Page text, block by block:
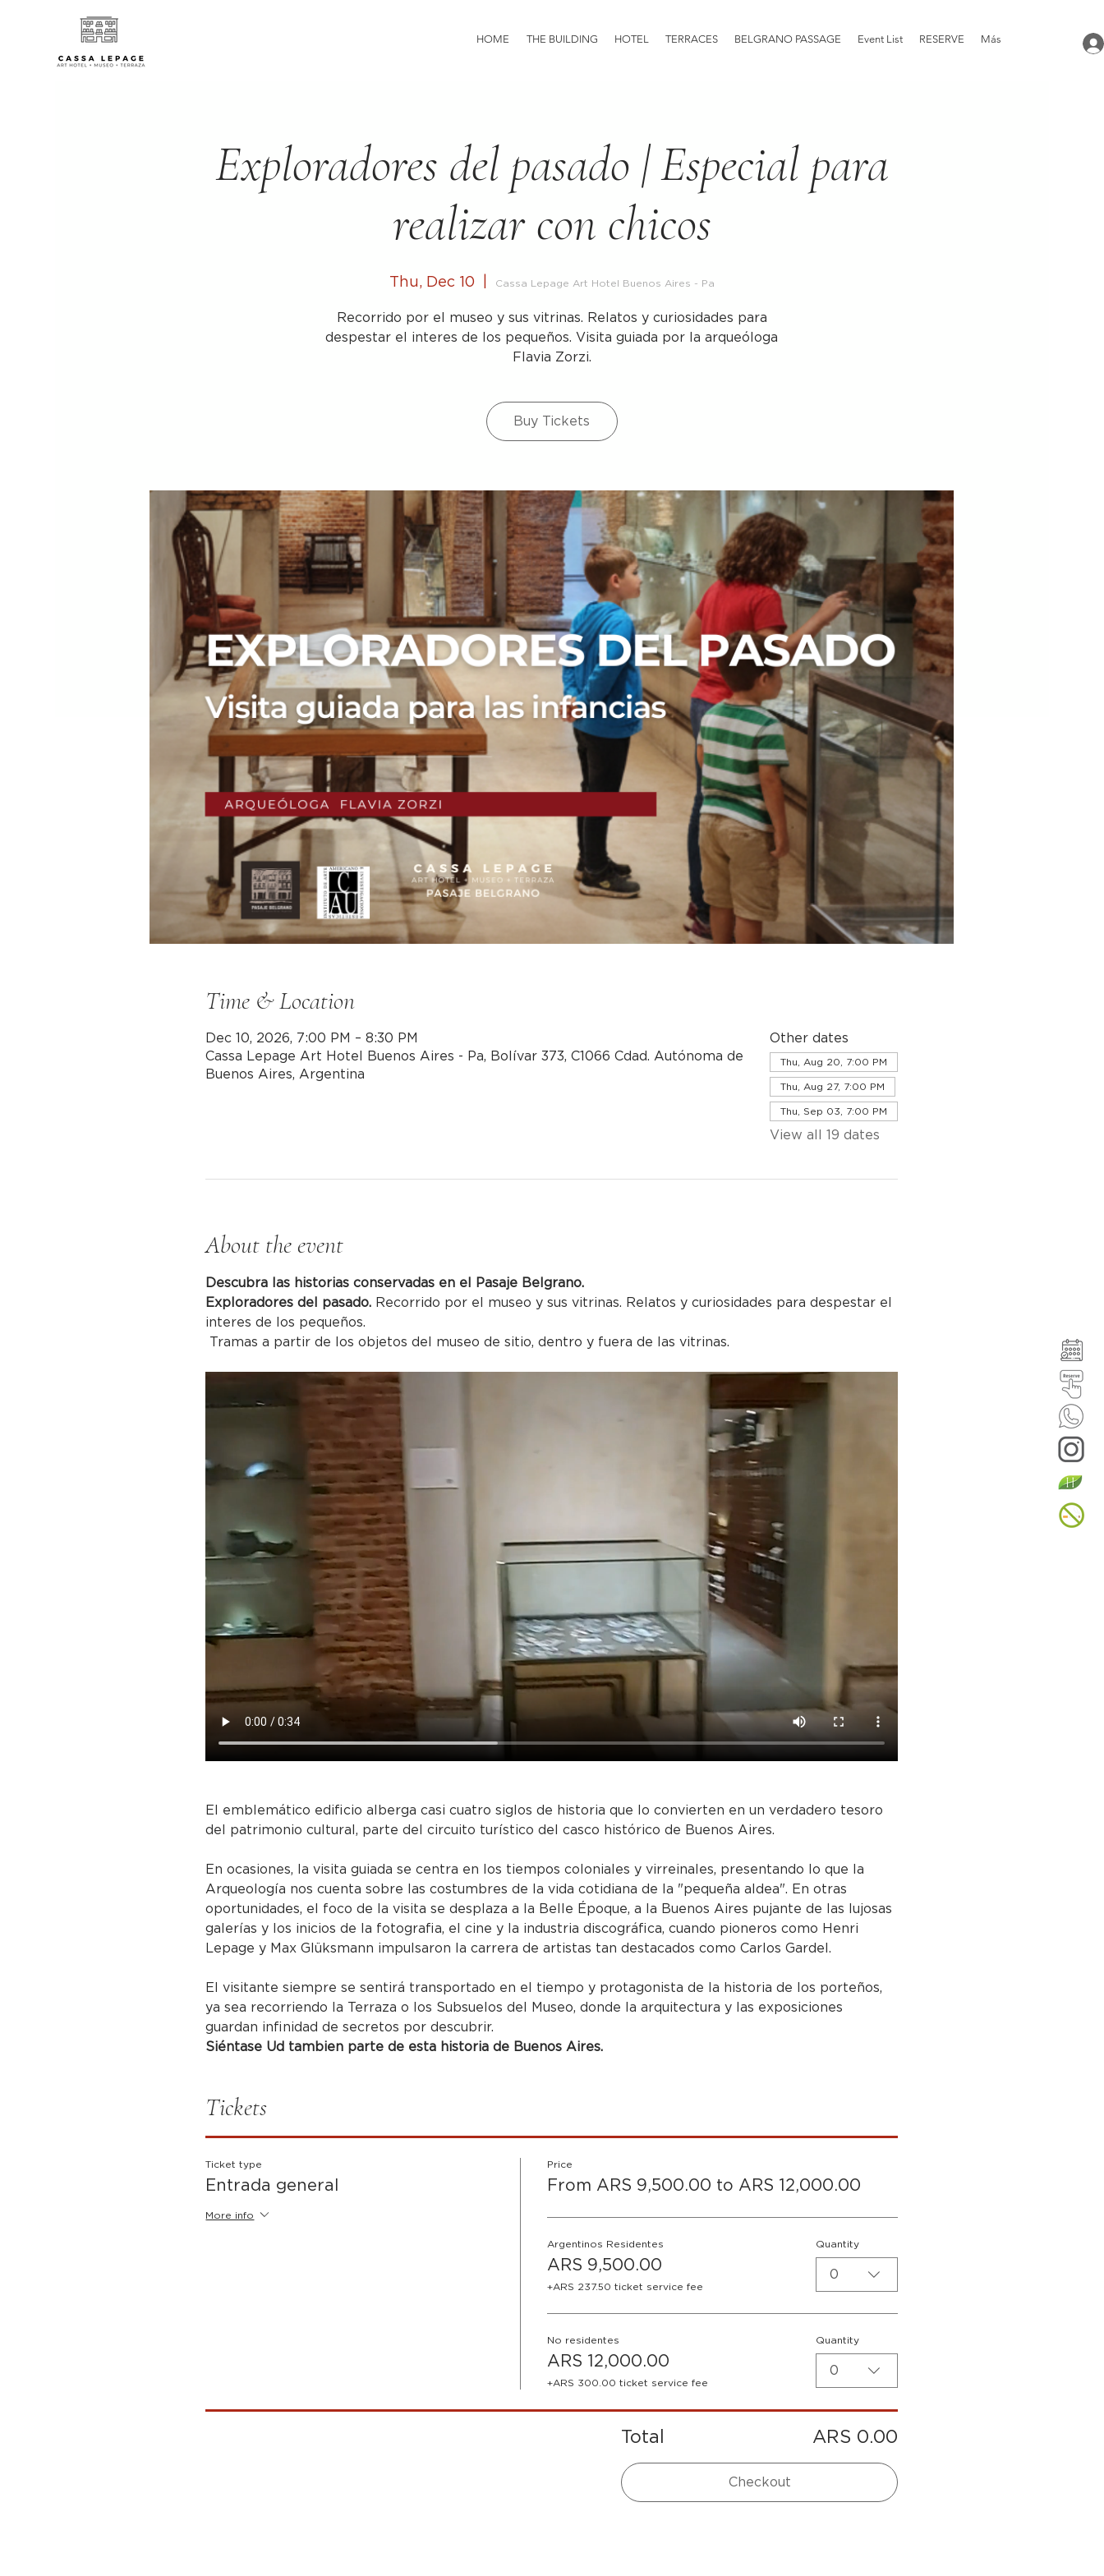
HOME THE BUILDING HOTEL TERRACES BELGRANO PASSAGE Event List RESERVE Más
Exploradores del pasado | Especial para
realizar con chicos
Thu, Dec 10 Cassa Lepage Art Hotel Buenos Aires - Pa
Recorrido por el museo y sus vitrinas. Relatos y curiosidades para
despestar el interes de los pequeños. Visita guiada por la arqueóloga
Flavia Zorzi.
Buy Tickets
Time & Location
Dec 10, 2026, 7:00 PM – 8:30 PM
Cassa Lepage Art Hotel Buenos Aires - Pa, Bolívar 373, C1066 Cdad. Autónoma de
Buenos Aires, Argentina
Other dates
Thu, Aug 20, 7:00 PM
Thu, Aug 27, 7:00 PM
Thu, Sep 03, 7:00 PM
View all 19 dates
About the event
Descubra las historias conservadas en el Pasaje Belgrano.
Exploradores del pasado. Recorrido por el museo y sus vitrinas. Relatos y curiosidades para despestar el
interes de los pequeños.
Tramas a partir de los objetos del museo de sitio, dentro y fuera de las vitrinas.
El emblemático edificio alberga casi cuatro siglos de historia que lo convierten en un verdadero tesoro
del patrimonio cultural, parte del circuito turístico del casco histórico de Buenos Aires.
En ocasiones, la visita guiada se centra en los tiempos coloniales y virreinales, presentando lo que la
Arqueología nos cuenta sobre las costumbres de la vida cotidiana de la "pequeña aldea". En otras
oportunidades, el foco de la visita se desplaza a la Belle Époque, a la Buenos Aires pujante de las lujosas
galerías y los inicios de la fotografia, el cine y la industria discográfica, cuando pioneros como Henri
Lepage y Max Glüksmann impulsaron la carrera de artistas tan destacados como Carlos Gardel.
El visitante siempre se sentirá transportado en el tiempo y protagonista de la historia de los porteños,
ya sea recorriendo la Terraza o los Subsuelos del Museo, donde la arquitectura y las exposiciones
guardan infinidad de secretos por descubrir.
Siéntase Ud tambien parte de esta historia de Buenos Aires.
Tickets
Ticket type
Entrada general
More info
Price
From ARS 9,500.00 to ARS 12,000.00
Argentinos Residentes
ARS 9,500.00
+ARS 237.50 ticket service fee
Quantity
0
No residentes
ARS 12,000.00
+ARS 300.00 ticket service fee
Quantity
0
Total ARS 0.00
Checkout